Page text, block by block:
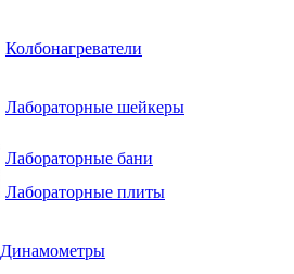
Колбонагреватели
Лабораторные шейкеры
Лабораторные бани
Лабораторные плиты
Динамометры